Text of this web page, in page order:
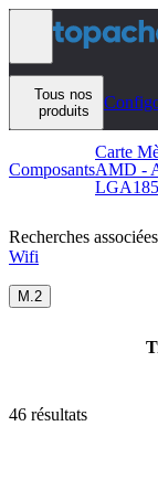
Aller au contenu
Tous nos
produits
Composants
Carte
AMD -
Recherches
Wifi
M.2
46 résultats